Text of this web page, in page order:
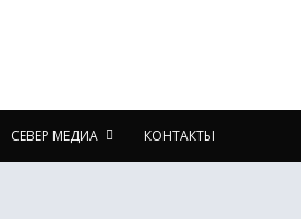
СЕВЕР МЕДИА КОНТАКТЫ